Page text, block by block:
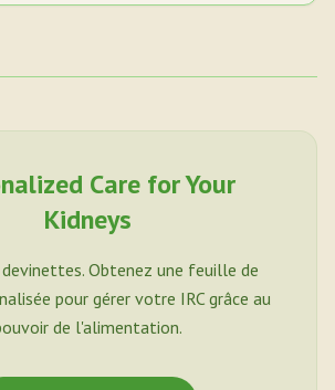
Care for Your
Kidneys
Obtenez une feuille de
pour gérer votre IRC grâce au
de l'alimentation.